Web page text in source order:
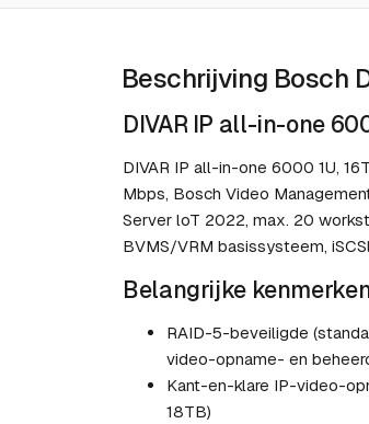
Beschrijving Bosch
DIVAR IP all-in-one
DIVAR IP all-in-one 6000 1U,
Mbps, Bosch Video
Server loT 2022, max. 20
BVMS/VRM basissysteem,
Belangrijke
RAID-5-beveiligde
video-opname- en
Kant-en-klare IP-video-
18TB)